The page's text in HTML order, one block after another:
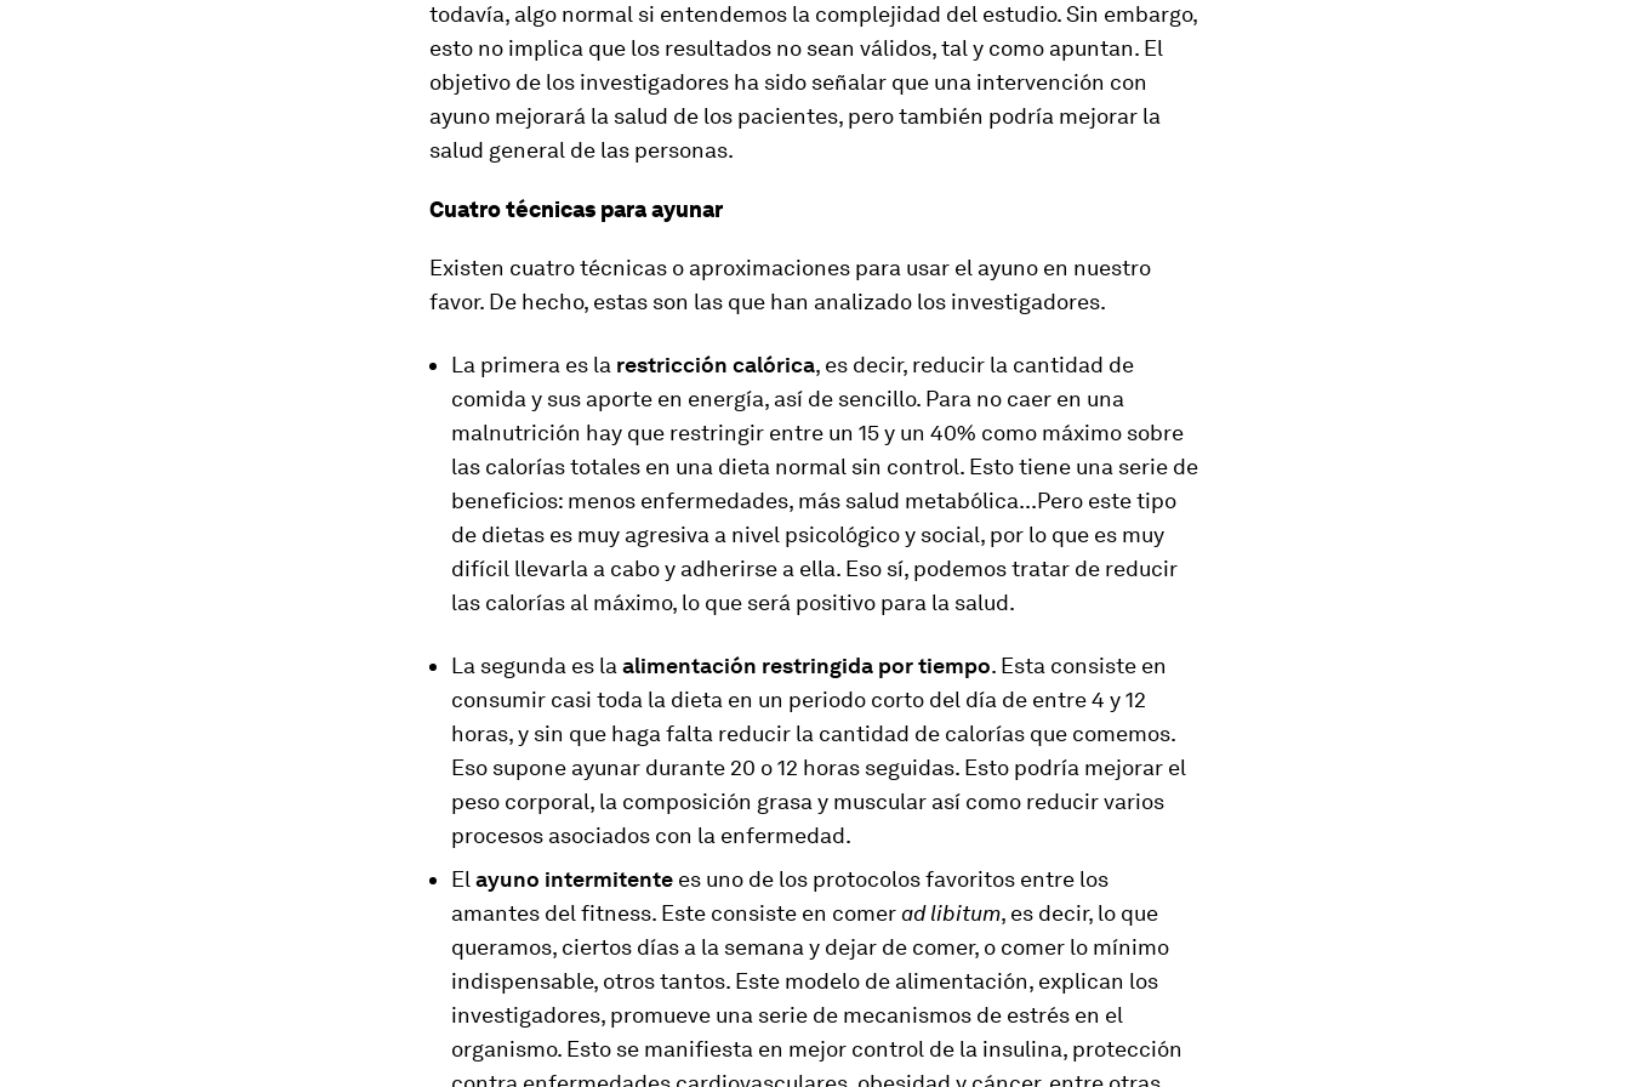
todavía, algo normal si entendemos la complejidad del estudio. Sin embargo,
esto no implica que los resultados no sean válidos, tal y como apuntan. El
objetivo de los investigadores ha sido señalar que una intervención con
ayuno mejorará la salud de los pacientes, pero también podría mejorar la
salud general de las personas.
Cuatro técnicas para ayunar
Existen cuatro técnicas o aproximaciones para usar el ayuno en nuestro
favor. De hecho, estas son las que han analizado los investigadores.
La primera es la restricción calórica, es decir, reducir la cantidad de
comida y sus aporte en energía, así de sencillo. Para no caer en una
malnutrición hay que restringir entre un 15 y un 40% como máximo sobre
las calorías totales en una dieta normal sin control. Esto tiene una serie de
beneficios: menos enfermedades, más salud metabólica...Pero este tipo
de dietas es muy agresiva a nivel psicológico y social, por lo que es muy
difícil llevarla a cabo y adherirse a ella. Eso sí, podemos tratar de reducir
las calorías al máximo, lo que será positivo para la salud.
La segunda es la alimentación restringida por tiempo. Esta consiste en
consumir casi toda la dieta en un periodo corto del día de entre 4 y 12
horas, y sin que haga falta reducir la cantidad de calorías que comemos.
Eso supone ayunar durante 20 o 12 horas seguidas. Esto podría mejorar el
peso corporal, la composición grasa y muscular así como reducir varios
procesos asociados con la enfermedad.
El ayuno intermitente es uno de los protocolos favoritos entre los
amantes del fitness. Este consiste en comerad libitum, es decir, lo que
queramos, ciertos días a la semana y dejar de comer, o comer lo mínimo
indispensable, otros tantos. Este modelo de alimentación, explican los
investigadores, promueve una serie de mecanismos de estrés en el
organismo. Esto se manifiesta en mejor control de la insulina, protección